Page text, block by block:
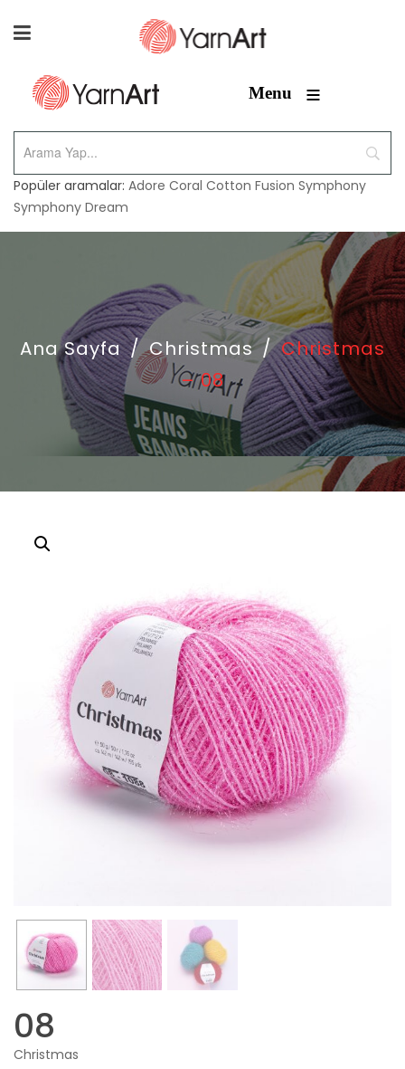
Menu ≡
Popüler aramalar: Adore Coral Cotton Fusion Symphony
Symphony Dream
Ana Sayfa / Christmas / Christmas
– 08
08
Christmas